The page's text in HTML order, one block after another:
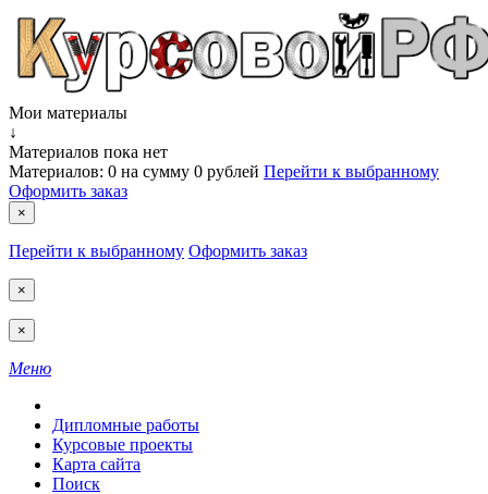
Мои материалы
↓
Материалов пока нет
Материалов: 0 на сумму 0 рублей Перейти к выбранному
Оформить заказ
×
Перейти к выбранному Оформить заказ
×
×
Меню
Дипломные работы
Курсовые проекты
Карта сайта
Поиск